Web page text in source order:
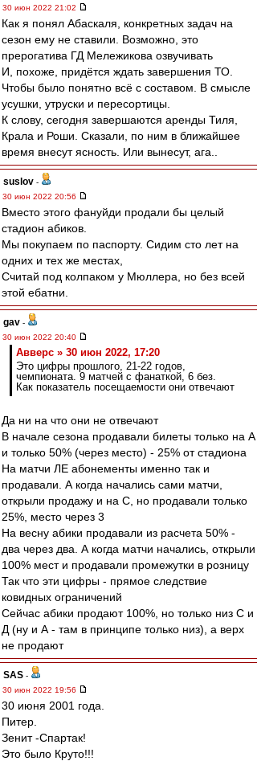
30 июн 2022 21:02
Как я понял Абаскаля, конкретных задач на
сезон ему не ставили. Возможно, это
прерогатива ГД Мележикова озвучивать
И, похоже, придётся ждать завершения ТО.
Чтобы было понятно всё с составом. В смысле
усушки, утруски и пересортицы.
К слову, сегодня завершаются аренды Тиля,
Крала и Роши. Сказали, по ним в ближайшее
время внесут ясность. Или вынесут, ага..
suslov -
30 июн 2022 20:56
Вместо этого фануйди продали бы целый
стадион абиков.
Мы покупаем по паспорту. Сидим сто лет на
одних и тех же местах,
Считай под колпаком у Мюллера, но без всей
этой ебатни.
gav -
30 июн 2022 20:40
Авверс » 30 июн 2022, 17:20
Это цифры прошлого, 21-22 годов,
чемпионата. 9 матчей с фанаткой, 6 без.
Как показатель посещаемости они отвечают
Да ни на что они не отвечают
В начале сезона продавали билеты только на А
и только 50% (через место) - 25% от стадиона
На матчи ЛЕ абонементы именно так и
продавали. А когда начались сами матчи,
открыли продажу и на С, но продавали только
25%, место через 3
На весну абики продавали из расчета 50% -
два через два. А когда матчи начались, открыли
100% мест и продавали промежутки в розницу
Так что эти цифры - прямое следствие
ковидных ограничений
Сейчас абики продают 100%, но только низ С и
Д (ну и А - там в принципе только низ), а верх
не продают
SAS -
30 июн 2022 19:56
30 июня 2001 года.
Питер.
Зенит -Спартак!
Это было Круто!!!